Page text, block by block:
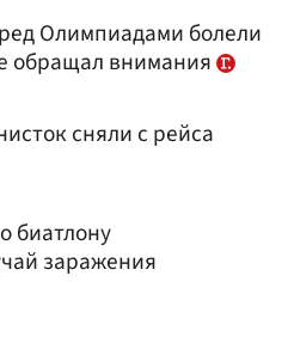
Олимпиадами болели
обращал внимания
сняли с рейса
биатлону
заражения